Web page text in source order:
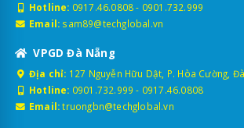
Hotline: 0917.46.0808- 0901.732.999
Email: sam89@techglobal.vn
VPGD Đà Nẵng
Địa chỉ: 127 Nguyễn Hữu Dật, P. Hòa Cường,
Hotline: 0901.732.999 - 0917.46.0808
Email: truongbn@techglobal.vn